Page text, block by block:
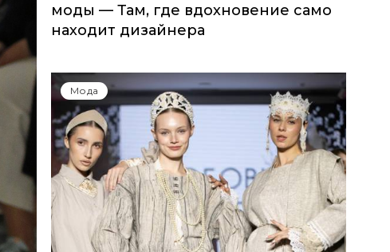
моды — Там, где вдохновение само
находит дизайнера
Мода